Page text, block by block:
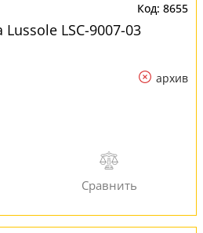
8655
LSC-9007-03
архив